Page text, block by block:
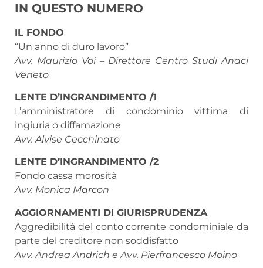
IN QUESTO NUMERO
IL FONDO
“Un anno di duro lavoro”
Avv. Maurizio Voi – Direttore Centro Studi Anaci
Veneto
LENTE D’INGRANDIMENTO /1
L’amministratore di condominio vittima di
ingiuria o diffamazione
Avv. Alvise Cecchinato
LENTE D’INGRANDIMENTO /2
Fondo cassa morosità
Avv. Monica Marcon
AGGIORNAMENTI DI GIURISPRUDENZA
Aggredibilità del conto corrente condominiale da
parte del creditore non soddisfatto
Avv. Andrea Andrich e Avv. Pierfrancesco Moino